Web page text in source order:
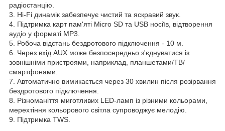
радіостанцію.
3. Hi-Fi динамік забезпечує чистий та яскравий звук.
4. Підтримка карт пам'яті Micro SD та USB носіїв, відтворення
аудіо у форматі MP3.
5. Робоча відстань бездротового підключення - 10 м.
6. Через вхід AUX може безпосередньо з'єднуватися із
зовнішніми пристроями, наприклад, планшетами/ТВ/
смартфонами.
7. Автоматично вимикається через 30 хвилин після розірвання
бездротового підключення.
8. Різноманіття миготливих LED-ламп із різними кольорами,
мерехтіння кольорового світла супроводжує мелодію.
9. Підтримка TWS.